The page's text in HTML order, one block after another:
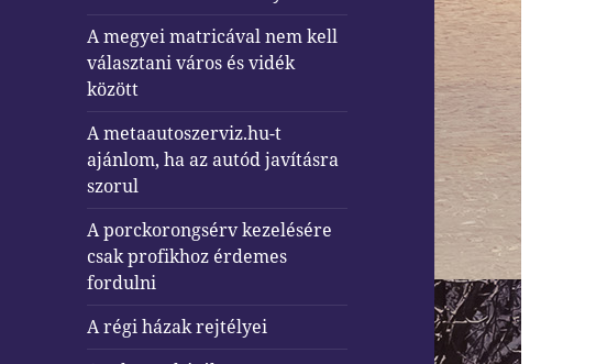
A megyei matricával nem kell
választani város és vidék
között
A metaautoszerviz.hu-t
ajánlom, ha az autód javításra
szorul
A porckorongsérv kezelésére
csak profikhoz érdemes
fordulni
A régi házak rejtélyei